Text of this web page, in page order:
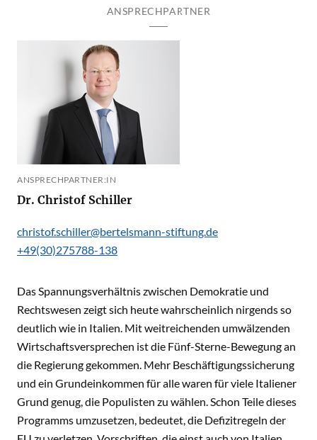
ANSPRECHPARTNER
ANSPRECHPARTNER:IN
Dr. Christof Schiller
christof.schiller@bertelsmann-stiftung.de
+49(30)275788-138
Das Spannungsverhältnis zwischen Demokratie und
Rechtswesen zeigt sich heute wahrscheinlich nirgends so
deutlich wie in Italien. Mit weitreichenden umwälzenden
Wirtschaftsversprechen ist die Fünf-Sterne-Bewegung an
die Regierung gekommen. Mehr Beschäftigungssicherung
und ein Grundeinkommen für alle waren für viele Italiener
Grund genug, die Populisten zu wählen. Schon Teile dieses
Programms umzusetzen, bedeutet, die Defizitregeln der